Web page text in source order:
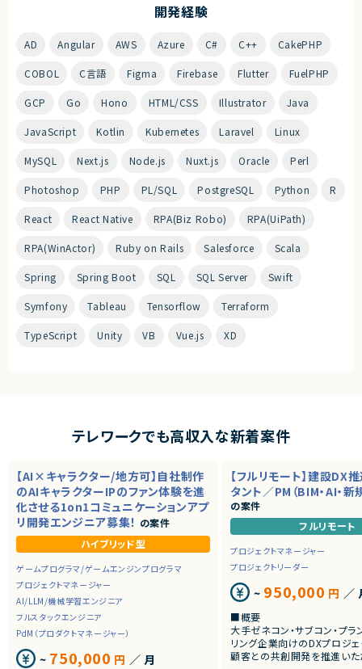
開発経験
AD Angular AWS Azure C# C++ CakePHP
COBOL C言語 Figma Firebase Flutter FuelPHP
GCP Go Hono HTML/CSS Illustrator Java
JavaScript Kotlin Kubernetes Laravel Linux
MySQL Next.js Node.js Nuxt.js Oracle Perl
Photoshop PHP PL/SQL PostgreSQL Python R
React React Native RPA(Biz Robo) RPA(UiPath)
RPA(WinActor) Ruby on Rails Salesforce Scala
Spring Spring Boot SQL SQL Server Swift
Symfony Tableau Tensorflow Terraform
TypeScript Unity VB Vue.js XD
テレワークでも高収入な新着案件
【AI×キャラクター/地方可】自社制作
のAIキャラクターIPのファン体験を進
化させる1on1コミュニケーションアプ
リ開発エンジニア募集！ の案件
ハイブリッド型
ゲームプログラマ/ゲームエンジンプログラマ
プロジェクトマネージャー
AI/LLM/機械学習エンジニア
フルスタックエンジニア
PdM（プロダクトマネージャー）
~ 750,000 円 ／ 月
【フルリモート】建設DX
タント／PM（BIM・AI・新
の案件
フルリモート
プロジェクトマネージャー
プロジェクトリーダー
~ 950,000 円 ／
■概要
大手ゼネコン・サブコン・プラ
リング企業向けのDXプロジェ
顧客との共創開発を推進いた